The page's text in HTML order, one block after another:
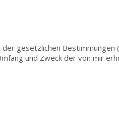
der gesetzlichen Bestimmungen
und Zweck der von mir